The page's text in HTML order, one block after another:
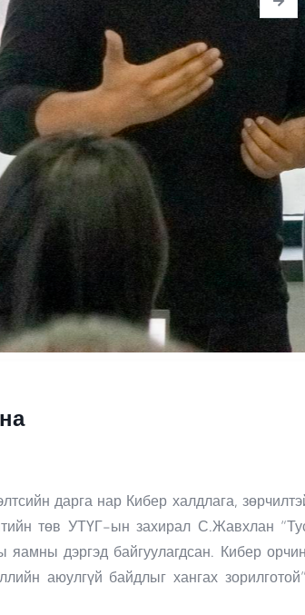
дарга нар Кибер халдлага,
төв УТҮГ-ын захирал С.Жавхлан
дэргэд байгуулагдсан. Кибер
аюулгүй байдлыг хангах